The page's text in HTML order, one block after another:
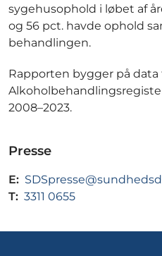
sygehusophold i løbet af
og 56 pct. havde ophold
behandlingen.
Rapporten bygger på data
2008–2023.
Presse
E:
T: 3311 0655